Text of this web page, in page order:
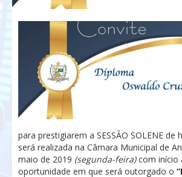
para prestigiarem a SESSÃO SOLENE de
será realizada na Câmara Municipal de
maio de 2019 (segunda-feira)com início
oportunidade em que será outorgado o